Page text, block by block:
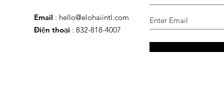
Email : hello@elohaiintl.com
Điện thoại : 832-818-4007